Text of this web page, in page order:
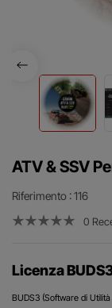
ATV & SSV
Riferimento : 116
0
Licenza
BUDS3 (Software di